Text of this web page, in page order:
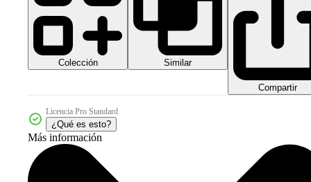
Colección Similar
Compartir
Licencia Pro Standard
¿Qué es esto?
Más información